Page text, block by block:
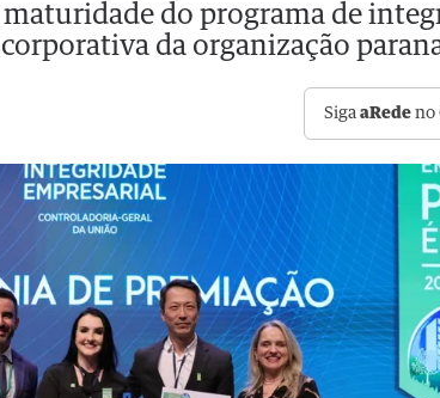
do programa de
da organização
SigaaRede no